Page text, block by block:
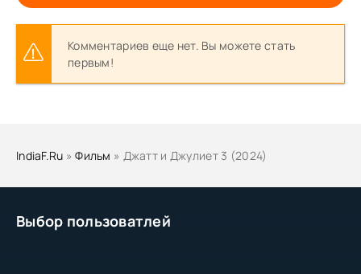
Выбор пользоватлей
Комментариев еще нет. Вы можете стать
первым!
IndiaF.Ru »Фильм » Джатт и Джулиет 3 (2024)